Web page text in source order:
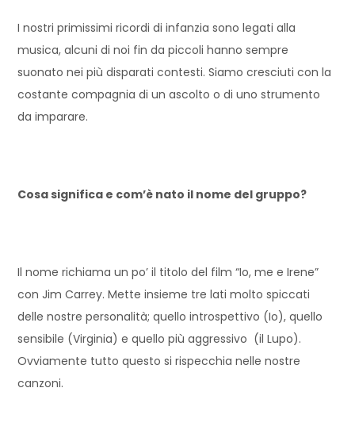
I nostri primissimi ricordi di infanzia sono legati alla
musica, alcuni di noi fin da piccoli hanno sempre
suonato nei più disparati contesti. Siamo cresciuti con la
costante compagnia di un ascolto o di uno strumento
da imparare.
Cosa significa e com’è nato il nome del gruppo?
Il nome richiama un po’ il titolo del film “Io, me e Irene”
con Jim Carrey. Mette insieme tre lati molto spiccati
delle nostre personalità; quello introspettivo (Io), quello
sensibile (Virginia) e quello più aggressivo (il Lupo).
Ovviamente tutto questo si rispecchia nelle nostre
canzoni.